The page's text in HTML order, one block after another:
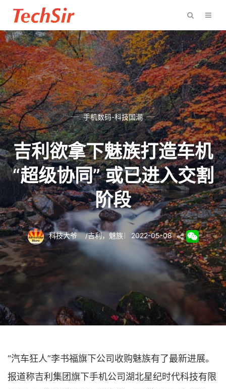
手机数码-科技国潮
吉利欲拿下魅族打造车机
“超级协同” 或已进入交割
阶段
科技大爷 /吉利，魅族 2022-05-08
“汽车狂人”李书福旗下公司收购魅族有了最新进展。
报道称吉利集团旗下手机公司湖北星纪时代科技有限